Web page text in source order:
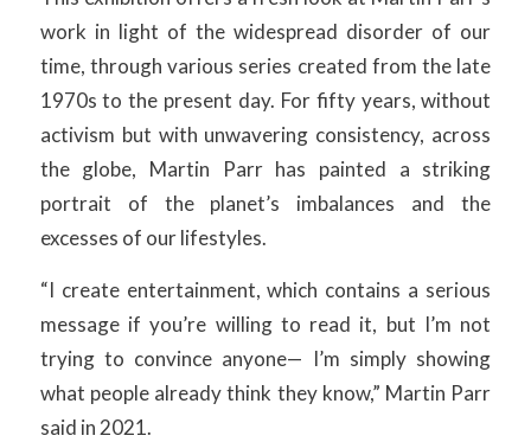
work in light of the widespread disorder of our
time, through various series created from the late
1970s to the present day. For fifty years, without
activism but with unwavering consistency, across
the globe, Martin Parr has painted a striking
portrait of the planet’s imbalances and the
excesses of our lifestyles.
“I create entertainment, which contains a serious
message if you’re willing to read it, but I’m not
trying to convince anyone— I’m simply showing
what people already think they know,” Martin Parr
said in 2021.